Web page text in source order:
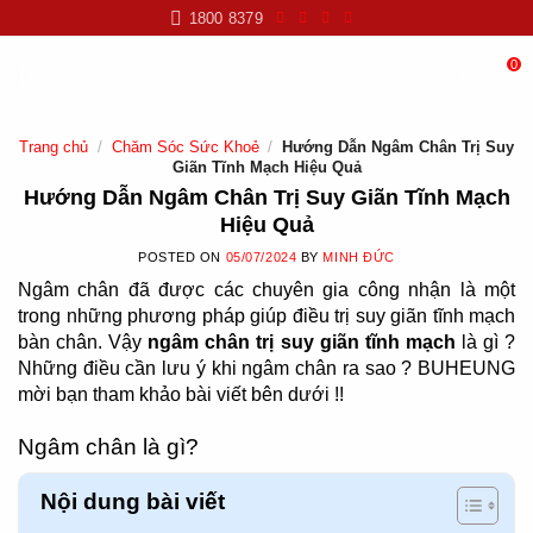
to
1800 8379
0
Trang chủ / Chăm Sóc Sức Khoẻ /
Hướng Dẫn Ngâm Chân Trị Suy
Giãn Tĩnh Mạch Hiệu Quả
Hướng Dẫn Ngâm Chân Trị Suy Giãn Tĩnh Mạch
Hiệu Quả
POSTED ON 05/07/2024 BYMINH ĐỨC
Ngâm chân đã được các chuyên gia công nhận là một
trong những phương pháp giúp điều trị suy giãn tĩnh mạch
bàn chân. Vậy ngâm chân trị suy giãn tĩnh mạch là gì ?
Những điều cần lưu ý khi ngâm chân ra sao ? BUHEUNG
mời bạn tham khảo bài viết bên dưới !!
Ngâm chân là gì?
Nội dung bài viết